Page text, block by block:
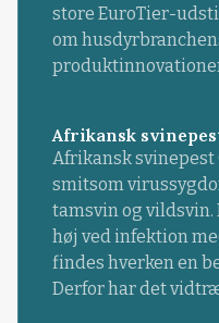
store EuroTier-
om
Afrikansk
Afrikansk svinepest
smitsom
tamsvin og
høj ved infektion
findes hverken en
Derfor har det